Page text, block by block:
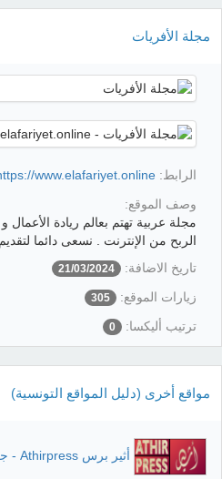
مجلة الأفريات
الرابط: www.elafariyet.online/
وصف الموقع:
مجلة عربية تهتم بعالم ريادة الأعمال
الربح من الإنترنت . نسعى دائما
تاريخ الاضافة:
21/03/2024
زيارات الموقع: 305
ترتيب أليكسا: 0
مواقع أخرى (دليل المواقع التونسية)
أثير برس Athirpress - جريدة الكترونية متجددة -